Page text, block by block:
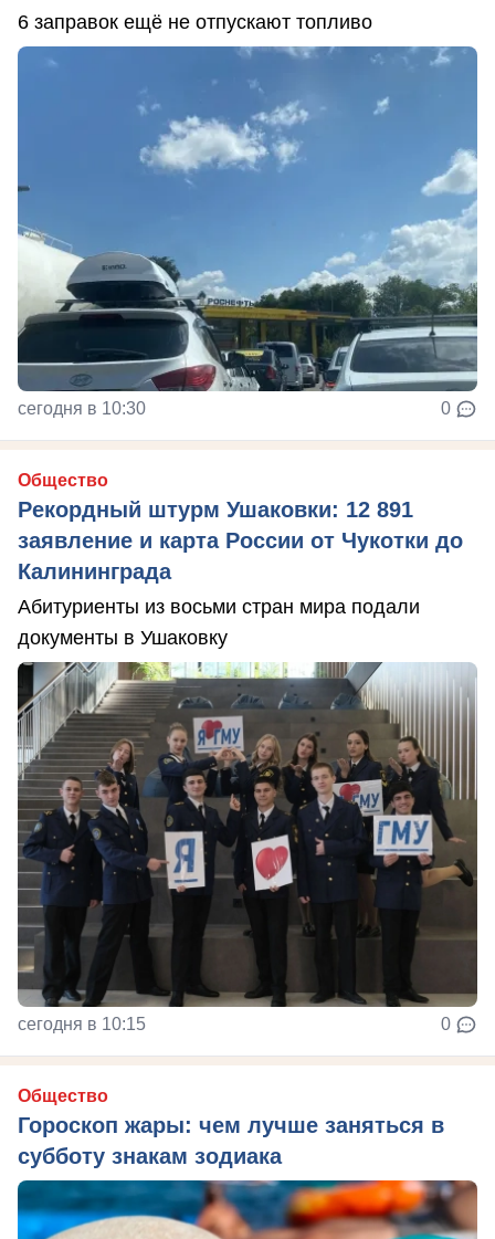
6 заправок ещё не отпускают топливо
сегодня в 10:30 0
Общество
Рекордный штурм Ушаковки: 12 891
заявление и карта России от Чукотки до
Калининграда
Абитуриенты из восьми стран мира подали
документы в Ушаковку
сегодня в 10:15 0
Общество
Гороскоп жары: чем лучше заняться в
субботу знакам зодиака